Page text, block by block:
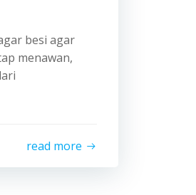
besi agar
menawan,
read more